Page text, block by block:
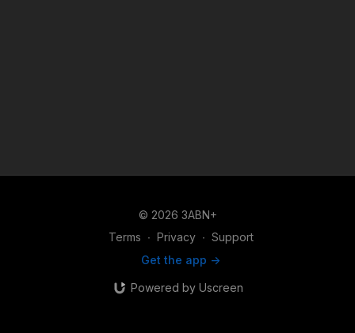
© 2026 3ABN+
Terms ∙ Privacy ∙ Support
Get the app ->
Powered by Uscreen